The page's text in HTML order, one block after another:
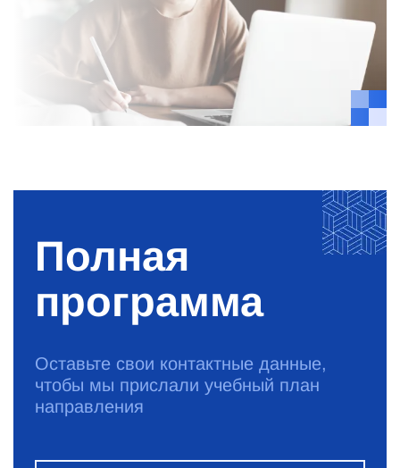
Полная
программа
Оставьте свои контактные данные,
чтобы мы прислали учебный план
направления